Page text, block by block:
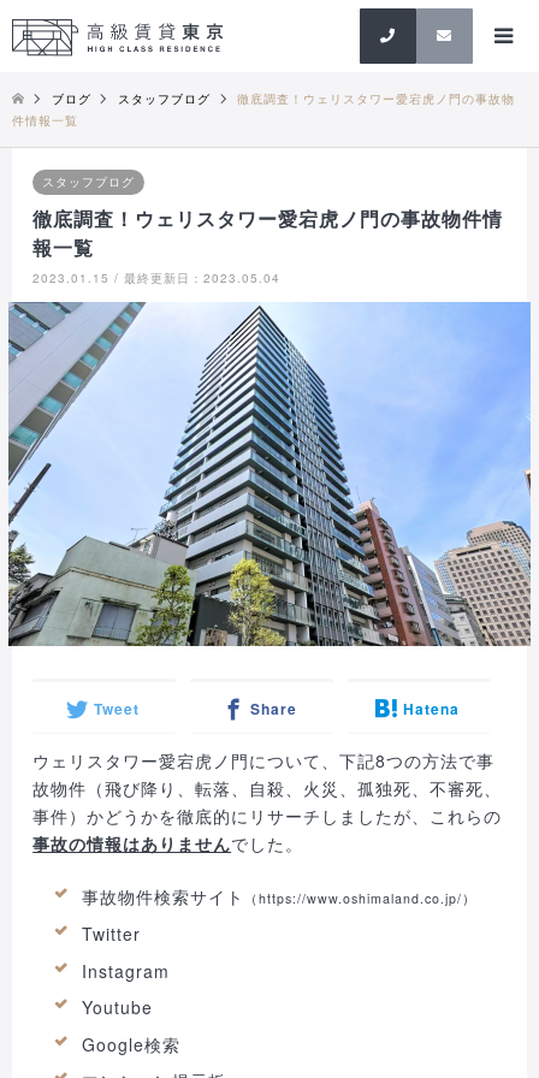
検索
ブログ スタッフブログ
徹底調査！ウェリスタワー愛宕虎ノ門の事故物
件情報一覧
スタッフブログ
徹底調査！ウェリスタワー愛宕虎ノ門の事故物件情
報一覧
2023.01.15 / 最終更新日：2023.05.04
Tweet Share Hatena
ウェリスタワー愛宕虎ノ門について、下記8つの方法で事
故物件（飛び降り、転落、自殺、火災、孤独死、不審死、
事件）かどうかを徹底的にリサーチしましたが、これらの
事故の情報はありませんでした。
事故物件検索サイト （https://www.oshimaland.co.jp/ ）
Twitter
Instagram
Youtube
Google検索